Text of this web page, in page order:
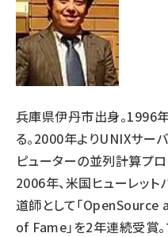
北海道をのんびり旅
drupal (1921)
genai (1464)
abc123 (1334)
兵庫県伊丹市出身。1996
る。2000年よりUNIXサー
ピューターの並列計算プロ
2006年、米国ヒューレッ
道師として「
of Fame」を2年連続受賞